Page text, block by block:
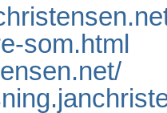
som.html